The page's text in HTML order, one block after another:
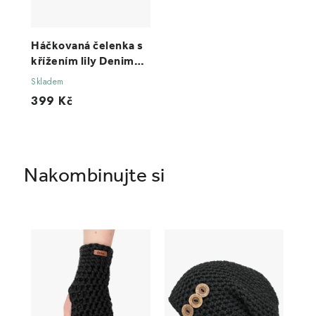
Háčkovaná čelenka s
křížením lily Denim
tweed
Skladem
399 Kč